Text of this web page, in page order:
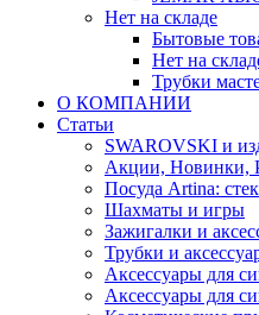
Нет на складе
Бытовые
Нет на
Трубки
О КОМПАНИИ
Статьи
SWAROVSKI и
Акции, Новинки,
Посуда Artina:
Шахматы и игры
Зажигалки и
Трубки и
Аксессуары для
Аксессуары для